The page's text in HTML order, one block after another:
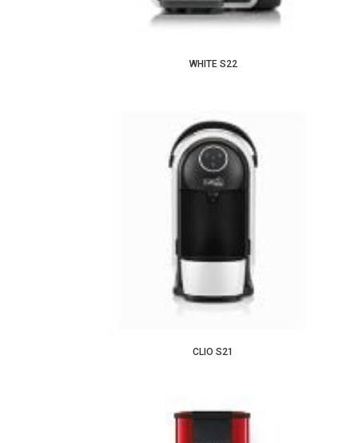
WHITE S22
CLIO S21